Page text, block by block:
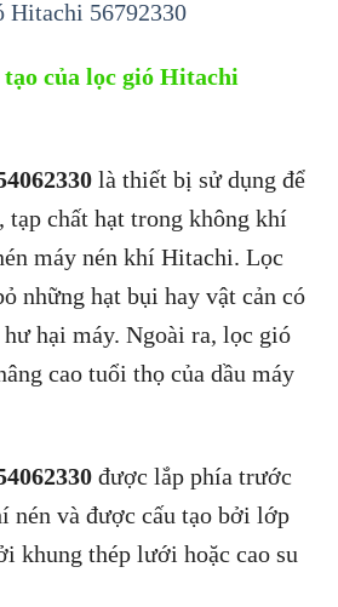
Hitachi 56792330
tạo của lọc gió Hitachi
là thiết bị sử dụng để
tạp chất hạt trong không khí
máy nén khí Hitachi. Lọc
những hạt bụi hay vật cản có
hại máy. Ngoài ra, lọc gió
cao tuổi thọ của dầu máy
được lắp phía trước
nén và được cấu tạo bởi lớp
khung thép lưới hoặc cao su